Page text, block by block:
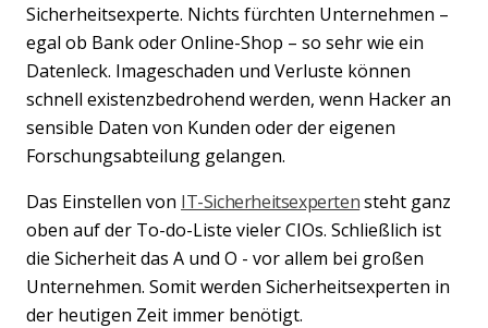
Sicherheitsexperte. Nichts fürchten Unternehmen –
egal ob Bank oder Online-Shop – so sehr wie ein
Datenleck. Imageschaden und Verluste können
schnell existenzbedrohend werden, wenn Hacker an
sensible Daten von Kunden oder der eigenen
Forschungsabteilung gelangen.
Das Einstellen von IT-Sicherheitsexpertensteht ganz
oben auf der To-do-Liste vieler CIOs. Schließlich ist
die Sicherheit das A und O - vor allem bei großen
Unternehmen. Somit werden Sicherheitsexperten in
der heutigen Zeit immer benötigt.